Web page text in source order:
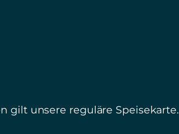
gilt unsere reguläre Speisekarte.